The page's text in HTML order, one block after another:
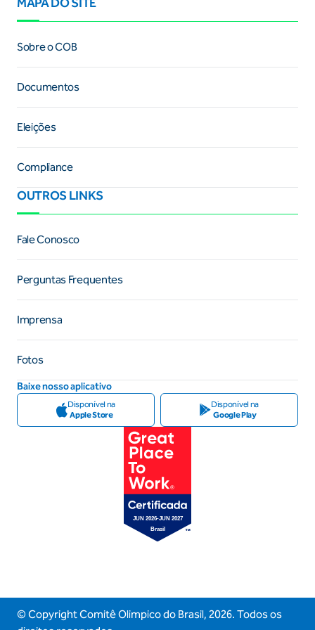
Sobre o COB
Documentos
Eleições
Compliance
OUTROS LINKS
Fale Conosco
Perguntas Frequentes
Imprensa
Fotos
Baixe nosso aplicativo
Disponível na
Apple Store
Disponível na
Google Play
© Copyright Comitê Olimpico do Brasil, 2026. Todos os